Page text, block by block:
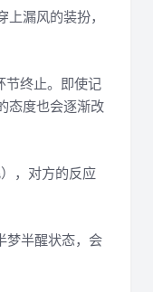
漏风的装扮，
节终止。即使记
态度也会逐渐改
，对方的反应
梦半醒状态，会